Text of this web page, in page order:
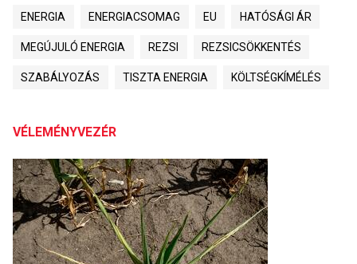
ENERGIA ENERGIACSOMAG EU HATÓSÁGI ÁR
MEGÚJULÓ ENERGIA REZSI REZSICSÖKKENTÉS
SZABÁLYOZÁS TISZTA ENERGIA KÖLTSÉGKÍMÉLÉS
VÉLEMÉNYVEZÉR